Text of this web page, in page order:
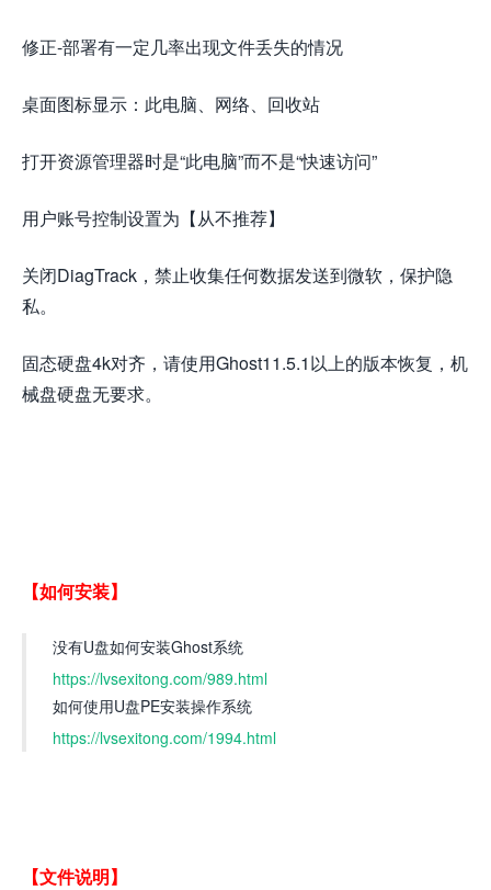
修正-部署有一定几率出现文件丢失的情况
桌面图标显示：此电脑、网络、回收站
打开资源管理器时是“此电脑”而不是“快速访问”
用户账号控制设置为【从不推荐】
关闭DiagTrack，禁止收集任何数据发送到微软，保护隐
私。
固态硬盘4k对齐，请使用Ghost11.5.1以上的版本恢复，机
械盘硬盘无要求。
【如何安装】
没有U盘如何安装Ghost系统
https://lvsexitong.com/989.html
如何使用U盘PE安装操作系统
https://lvsexitong.com/1994.html
【文件说明】